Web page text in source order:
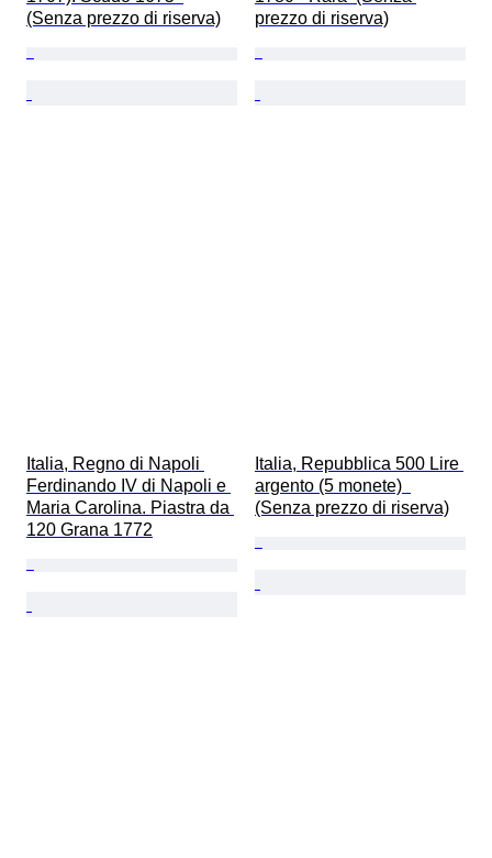
(Senza prezzo di riserva)
prezzo di riserva)
Italia, Regno di Napoli
Ferdinando IV di Napoli e
Maria Carolina. Piastra da
120 Grana 1772
Italia, Repubblica 500 Lire
argento (5 monete)
(Senza prezzo di riserva)